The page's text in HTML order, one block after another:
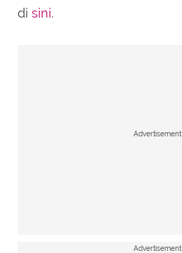
di sini.
Advertisement
Advertisement